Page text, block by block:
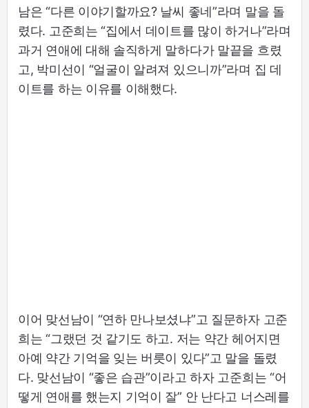
남은 “다른 이야기할까요? 날씨 좋네”라며 말을 돌
렸다. 고준희는 “집에서 데이트를 많이 하거나”라며
과거 연애에 대해 솔직하게 말하다가 말끝을 흐렸
고, 박미선이 “얼굴이 알려져 있으니까”라며 집 데
이트를 하는 이유를 이해했다.
이어 맞선남이 “연하 만나보셨냐”고 질문하자 고준
희는 “그랬던 것 같기도 하고. 저는 약간 헤어지면
아예 약간 기억을 잊는 버릇이 있다”고 말을 돌렸
다. 맞선남이 “좋은 습관”이라고 하자 고준희는 “어
떻게 연애를 했는지 기억이 잘” 안 난다고 너스레를